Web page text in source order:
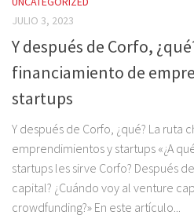
JULIO 3, 2023
Y después de Corfo,
financiamiento de
startups
Y después de Corfo, ¿qué? La ruta
emprendimientos y startups «¿A
startups les sirve Corfo? Después
capital? ¿Cuándo voy al venture
crowdfunding?» En este artículo...